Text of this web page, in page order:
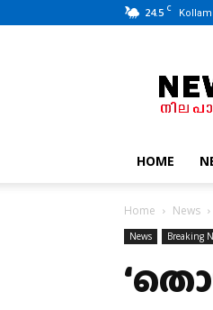
24.5 C Kollam
HOME
Home News
News Breaking